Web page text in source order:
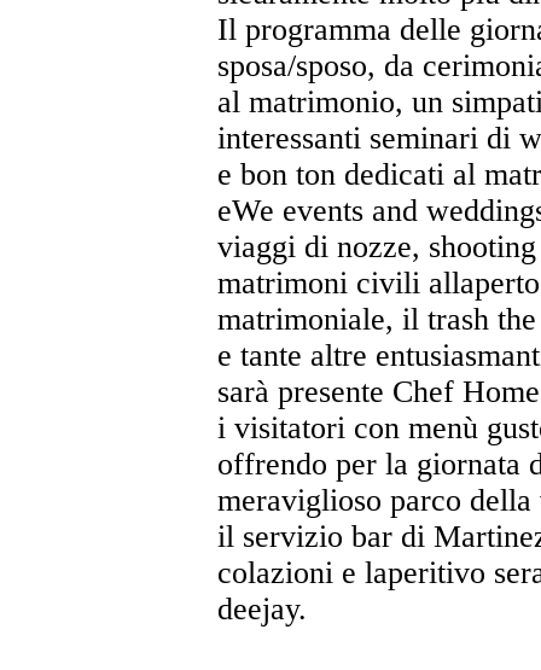
Il programma delle
sposa/sposo, da
al matrimonio, un
interessanti seminari di
e bon ton dedicati al
eWe events and
viaggi di nozze,
matrimoni civili
matrimoniale, il trash
e tante altre
sarà presente Chef
i visitatori con menù
offrendo per la giornata
meraviglioso parco
il servizio bar di
colazioni e laperitivo
deejay.